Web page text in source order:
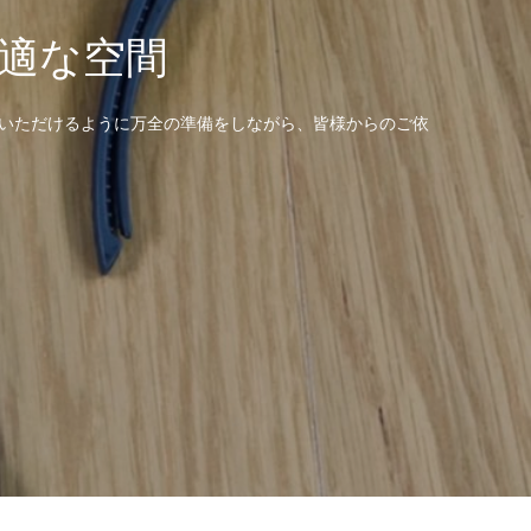
な空間
ただけるように万全の準備をしながら、皆様からのご依